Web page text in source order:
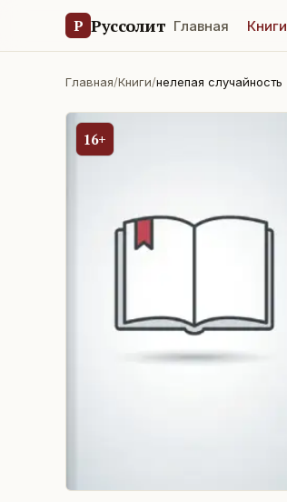
Р Руссолит Главная Книги
Главная/Книги/нелепая случайность
16+